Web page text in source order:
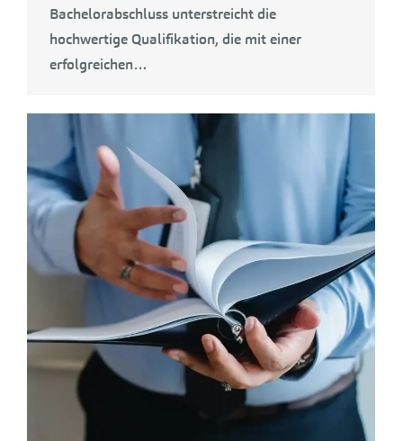
Bachelorabschluss unterstreicht die
hochwertige Qualifikation, die mit einer
erfolgreichen…